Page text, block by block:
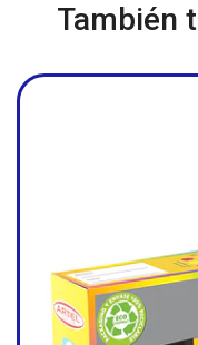
También